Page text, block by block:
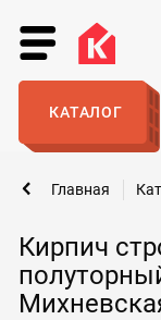
КАТАЛОГ
Кирпич
Главная